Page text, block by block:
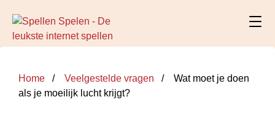
Home Veelgestelde vragen
Wat moet je doen
als je moeilijk lucht krijgt?